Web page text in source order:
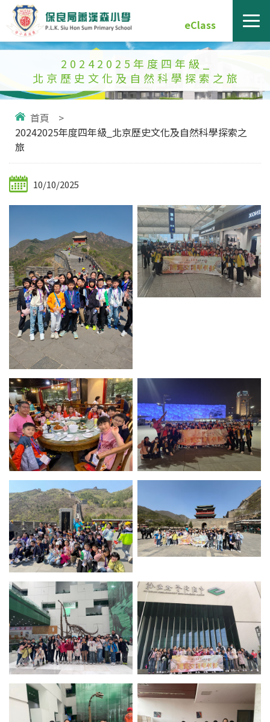
eClass
20242025年度四年級_
北京歷史文化及自然科學探索之旅
首頁
>
20242025年度四年級_北京歷史文化及自然科學探索之
旅
10/10/2025